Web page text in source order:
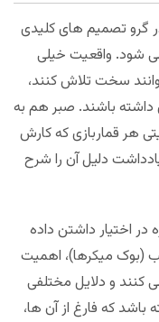
گرو تصمیم های کلیدی
شود. واقعیت خیلی
سخت تلاش کنند،
داشته باشند. صبر هم به
هر قماربازی که کارش
دلیل آن را شرح
در اختیار داشتن داده
میکرها)، اهمیت
کنند و دلایل مختلفی
که فارغ از آن ها،